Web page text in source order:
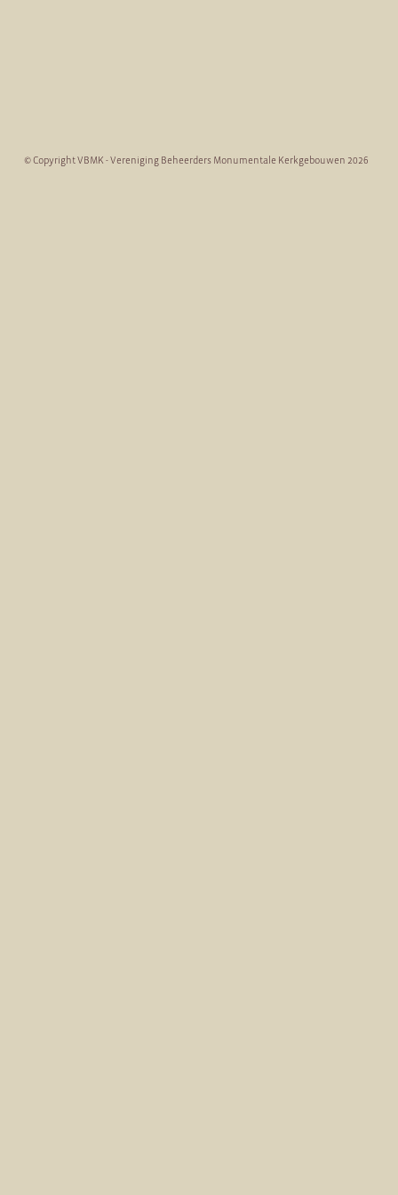
© Copyright VBMK - Vereniging Beheerders Monumentale Kerkgebouwen 2026